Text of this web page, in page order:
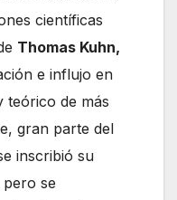
científicas
Thomas Kuhn,
e influjo en
teórico de más
gran parte del
inscribió su
se